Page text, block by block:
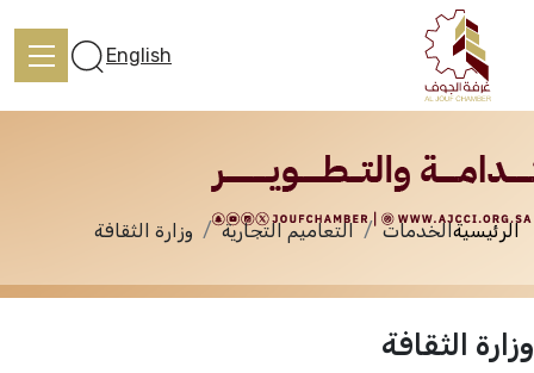
تعرف علينا
English
الخدمات
الرئيسيةالخدمات التعاميم التجارية وزارة الثقافة
وزارة الثقافة